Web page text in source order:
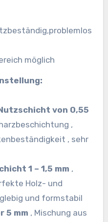
möglich
von 0,55
,
, sehr
1 – 1,5 mm ,
Holz- und
und formstabil
5 mm , Mischung aus